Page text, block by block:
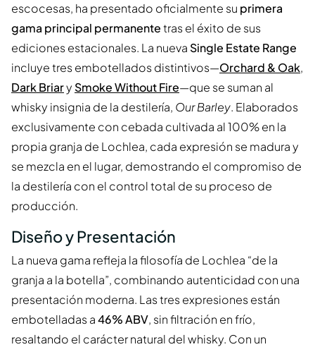
escocesas, ha presentado oficialmente su primera
gama principal permanentetras el éxito de sus
ediciones estacionales. La nueva Single Estate Range
incluye tres embotellados distintivos—Orchard & Oak,
Dark Briary Smoke Without Fire—que se suman al
whisky insignia de la destilería, Our Barley. Elaborados
exclusivamente con cebada cultivada al 100% en la
propia granja de Lochlea, cada expresión se madura y
se mezcla en el lugar, demostrando el compromiso de
la destilería con el control total de su proceso de
producción.
Diseño y Presentación
La nueva gama refleja la filosofía de Lochlea “de la
granja a la botella”, combinando autenticidad con una
presentación moderna. Las tres expresiones están
embotelladas a46% ABV, sin filtración en frío,
resaltando el carácter natural del whisky. Con un